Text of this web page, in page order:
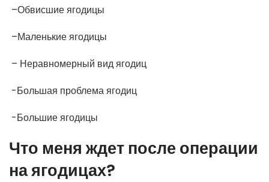
–Обвисшие ягодицы
–Маленькие ягодицы
– Неравномерный вид ягодиц
-Большая проблема ягодиц
-Большие ягодицы
Что меня ждет после операции
на ягодицах?